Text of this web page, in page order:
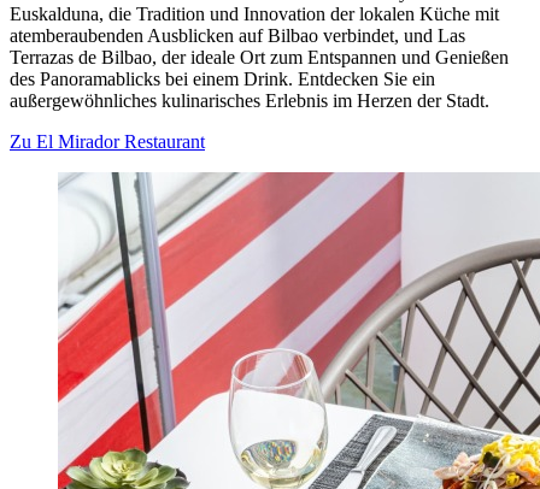
Euskalduna, die Tradition und Innovation der lokalen Küche mit
atemberaubenden Ausblicken auf Bilbao verbindet, und Las
Terrazas de Bilbao, der ideale Ort zum Entspannen und Genießen
des Panoramablicks bei einem Drink. Entdecken Sie ein
außergewöhnliches kulinarisches Erlebnis im Herzen der Stadt.
Zu El Mirador Restaurant